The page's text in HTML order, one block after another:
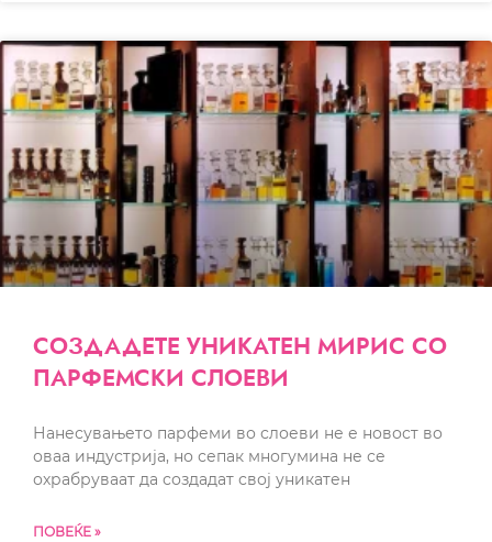
СОЗДАДЕТЕ УНИКАТЕН МИРИС СО
ПАРФЕМСКИ СЛОЕВИ
Нанесувањето парфеми во слоеви не е новост во
оваа индустрија, но сепак многумина не се
охрабруваат да создадат свој уникатен
ПОВЕЌЕ »